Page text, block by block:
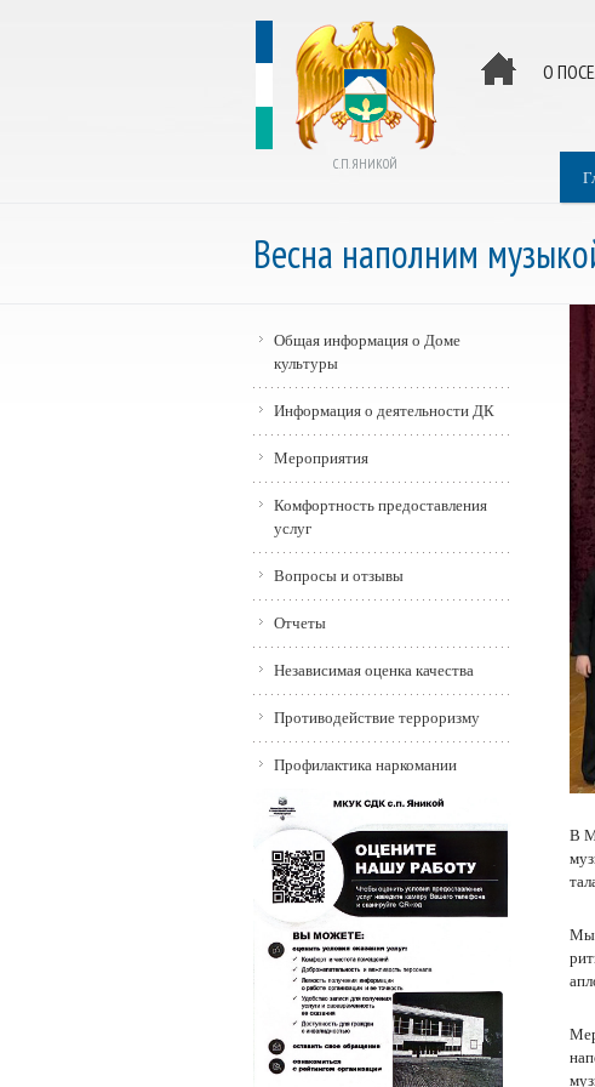
С.П. ЯНИКОЙ
О
Весна наполним
В
Мы
Общая информация о Доме
культуры
Информация о деятельности ДК
Мероприятия
Комфортность предоставления
услуг
Вопросы и отзывы
Отчеты
Независимая оценка качества
Противодействие терроризму
Профилактика наркомании